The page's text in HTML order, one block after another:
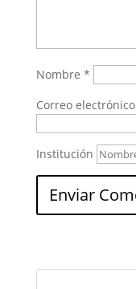
Nombre *
Correo electrónico
Institución